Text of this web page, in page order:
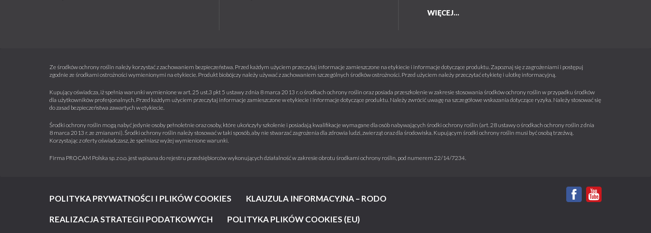
WIĘCEJ...
Ze środków ochrony roślin należy korzystać z zachowaniem bezpieczeństwa. Przed każdym użyciem przeczytaj informacje zamieszczone na etykiecie i informacje dotyczące produktu. Zapoznaj się z zagrożeniami i postępuj
zgodnie ze środkami ostrożności wymienionymi na etykiecie. Produkt biobójczy należy używać z zachowaniem szczególnych środków ostrożności. Przed użyciem należy przeczytać etykietę i ulotkę informacyjną.
Kupujący oświadcza, iż spełnia warunki wymienione w art. 25 ust.3 pkt 5 ustawy z dnia 8 marca 2013 r. o środkach ochrony roślin oraz posiada przeszkolenie w zakresie stosowania środków ochrony roślin w przypadku środków
dla użytkowników profesjonalnych. Przed każdym użyciem przeczytaj informacje zamieszczone w etykiecie i informacje dotyczące produktu. Należy zwrócić uwagę na szczegółowe wskazania dotyczące ryzyka. Należy stosować się
do zasad bezpieczeństwa zawartych w etykiecie.
Środki ochrony roślin mogą nabyć jedynie osoby pełnoletnie oraz osoby, które ukończyły szkolenie i posiadają kwalifikacje wymagane dla osób nabywających środki ochrony roślin (art. 28 ustawy o środkach ochrony roślin z dnia
8 marca 2013 r. ze zmianami). Środki ochrony roślin należy stosować w taki sposób, aby nie stwarzać zagrożenia dla zdrowia ludzi, zwierząt oraz dla środowiska. Kupującym środki ochrony roślin musi być osobą trzeźwą.
Korzystając z oferty oświadczasz, że spełniasz wyżej wymienione warunki.
Firma PROCAM Polska sp. z o.o. jest wpisana do rejestru przedsiębiorców wykonujących działalność w zakresie obrotu środkami ochrony roślin, pod numerem 22/14/7234.
POLITYKA PRYWATNOŚCI I PLIKÓW COOKIES KLAUZULA INFORMACYJNA – RODO
REALIZACJA STRATEGII PODATKOWYCH POLITYKA PLIKÓW COOKIES (EU)